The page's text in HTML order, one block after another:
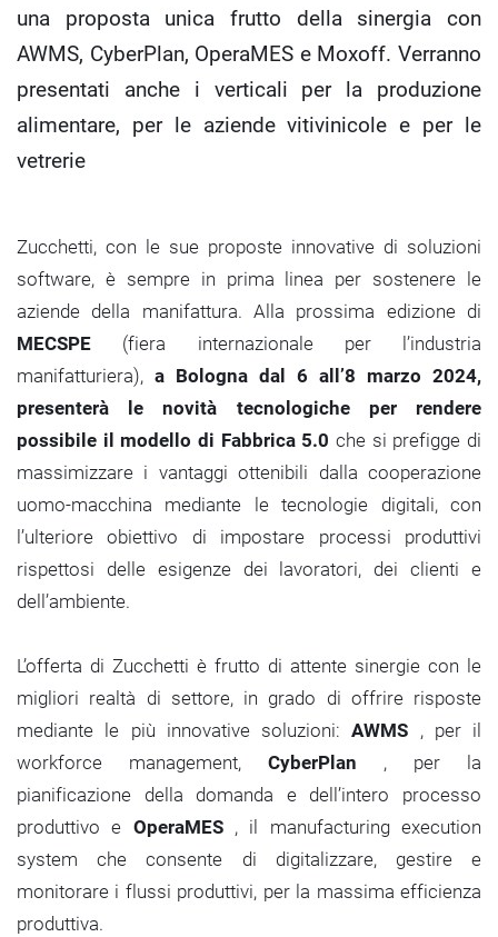
una proposta unica frutto della sinergia con
AWMS, CyberPlan, OperaMES e Moxoff. Verranno
presentati anche i verticali per la produzione
alimentare, per le aziende vitivinicole e per le
vetrerie
Zucchetti, con le sue proposte innovative di soluzioni
software, è sempre in prima linea per sostenere le
aziende della manifattura. Alla prossima edizione di
MECSPE (fiera internazionale per l’industria
manifatturiera), a Bologna dal 6 all’8 marzo 2024,
presenterà le novità tecnologiche per rendere
possibile il modello di Fabbrica 5.0 che si prefigge di
massimizzare i vantaggi ottenibili dalla cooperazione
uomo-macchina mediante le tecnologie digitali, con
l’ulteriore obiettivo di impostare processi produttivi
rispettosi delle esigenze dei lavoratori, dei clienti e
dell’ambiente.
L’offerta di Zucchetti è frutto di attente sinergie con le
migliori realtà di settore, in grado di offrire risposte
mediante le più innovative soluzioni:AWMS , per il
workforce management, CyberPlan , per la
pianificazione della domanda e dell’intero processo
produttivo e OperaMES , il manufacturing execution
system che consente di digitalizzare, gestire e
monitorare i flussi produttivi, per la massima efficienza
produttiva.